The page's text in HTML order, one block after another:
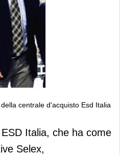
centrale d'acquisto Esd Italia
presidente della
Esd Italia
Italia, che ha come
Selex,